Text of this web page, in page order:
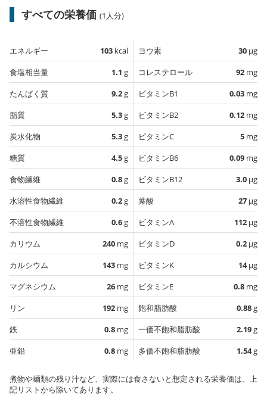
すべての栄養価 (1人分)
エネルギー 103 kcal
食塩相当量
1.1 g
たんぱく質
9.2g
脂質
5.3g
炭水化物
5.3g
糖質
4.5g
食物繊維
0.8g
水溶性食物繊維
0.2g
不溶性食物繊維
0.6g
カリウム
240 mg
カルシウム
143 mg
マグネシウム
26 mg
リン
192 mg
鉄
0.8 mg
亜鉛
0.8 mg
ヨウ素 30 µg
コレステロール
92 mg
ビタミンB1
0.03 mg
ビタミンB2
0.12 mg
ビタミンC
5 mg
ビタミンB6
0.09 mg
ビタミンB12
3.0 µg
葉酸
27 µg
ビタミンA
112 µg
ビタミンD
0.2 µg
ビタミンK
14µg
ビタミンE
0.8 mg
飽和脂肪酸
0.88g
一価不飽和脂肪酸
2.19g
多価不飽和脂肪酸
1.54g
煮物や麺類の残り汁など、実際には食さないと想定される栄養価は、上
記リストから除いてあります。